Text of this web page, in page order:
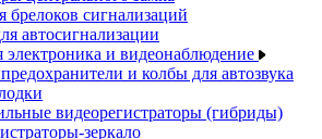
брелоков сигнализаций
автосигнализации
электроника и видеонаблюдение
и колбы для автозвука
видеорегистраторы (гибриды)
зеркало